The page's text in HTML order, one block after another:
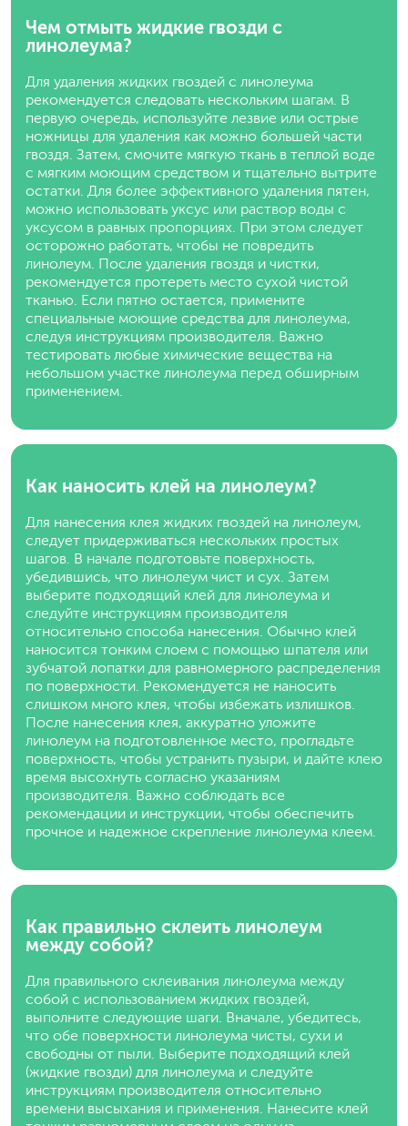
Чем отмыть жидкие гвозди с
линолеума?
Для удаления жидких гвоздей с линолеума
рекомендуется следовать нескольким шагам. В
первую очередь, используйте лезвие или острые
ножницы для удаления как можно большей части
гвоздя. Затем, смочите мягкую ткань в теплой воде
с мягким моющим средством и тщательно вытрите
остатки. Для более эффективного удаления пятен,
можно использовать уксус или раствор воды с
уксусом в равных пропорциях. При этом следует
осторожно работать, чтобы не повредить
линолеум. После удаления гвоздя и чистки,
рекомендуется протереть место сухой чистой
тканью. Если пятно остается, примените
специальные моющие средства для линолеума,
следуя инструкциям производителя. Важно
тестировать любые химические вещества на
небольшом участке линолеума перед обширным
применением.
Как наносить клей на линолеум?
Для нанесения клея жидких гвоздей на линолеум,
следует придерживаться нескольких простых
шагов. В начале подготовьте поверхность,
убедившись, что линолеум чист и сух. Затем
выберите подходящий клей для линолеума и
следуйте инструкциям производителя
относительно способа нанесения. Обычно клей
наносится тонким слоем с помощью шпателя или
зубчатой лопатки для равномерного распределения
по поверхности. Рекомендуется не наносить
слишком много клея, чтобы избежать излишков.
После нанесения клея, аккуратно уложите
линолеум на подготовленное место, прогладьте
поверхность, чтобы устранить пузыри, и дайте клею
время высохнуть согласно указаниям
производителя. Важно соблюдать все
рекомендации и инструкции, чтобы обеспечить
прочное и надежное скрепление линолеума клеем.
Как правильно склеить линолеум
между собой?
Для правильного склеивания линолеума между
собой с использованием жидких гвоздей,
выполните следующие шаги. Вначале, убедитесь,
что обе поверхности линолеума чисты, сухи и
свободны от пыли. Выберите подходящий клей
(жидкие гвозди) для линолеума и следуйте
инструкциям производителя относительно
времени высыхания и применения. Нанесите клей